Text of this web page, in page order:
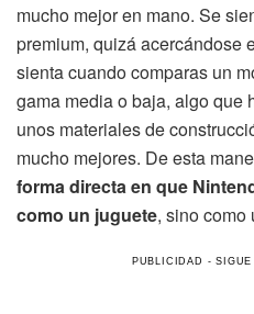
mucho mejor en mano. Se
premium, quizá acercándose
sienta cuando comparas un
gama media o baja, algo que
unos materiales de
mucho mejores. De esta
forma directa en que
como un juguete, sino como